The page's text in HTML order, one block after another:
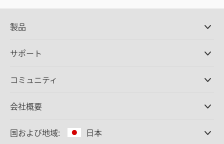
製品
DaVinci Resolve/Fusion
ATEMプロダクション
ディスクレコーダー
Cintelフィルムスキャニング
サポート
サポートセンター
コミュニティ
会社概要
会社概要
国および地域: 日本